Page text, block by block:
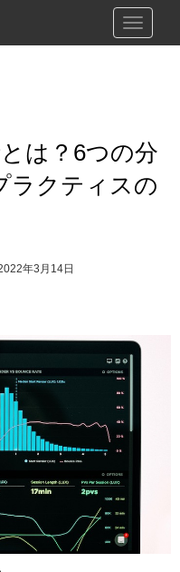
Toggle
は？6つの分
ラクティスの
年3月14日